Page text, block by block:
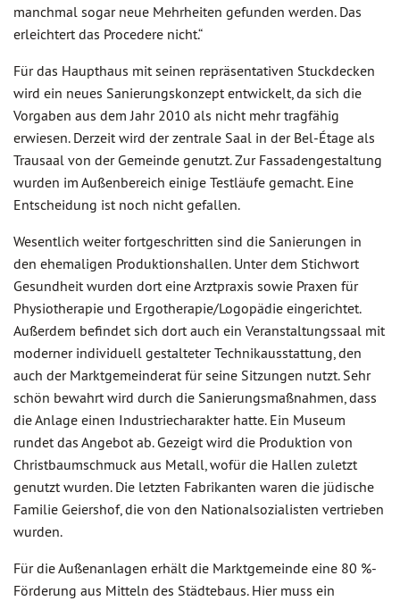
manchmal sogar neue Mehrheiten gefunden werden. Das
erleichtert das Procedere nicht.“
Für das Haupthaus mit seinen repräsentativen Stuckdecken
wird ein neues Sanierungskonzept entwickelt, da sich die
Vorgaben aus dem Jahr 2010 als nicht mehr tragfähig
erwiesen. Derzeit wird der zentrale Saal in der Bel-Étage als
Trausaal von der Gemeinde genutzt. Zur Fassadengestaltung
wurden im Außenbereich einige Testläufe gemacht. Eine
Entscheidung ist noch nicht gefallen.
Wesentlich weiter fortgeschritten sind die Sanierungen in
den ehemaligen Produktionshallen. Unter dem Stichwort
Gesundheit wurden dort eine Arztpraxis sowie Praxen für
Physiotherapie und Ergotherapie/Logopädie eingerichtet.
Außerdem befindet sich dort auch ein Veranstaltungssaal mit
moderner individuell gestalteter Technikausstattung, den
auch der Marktgemeinderat für seine Sitzungen nutzt. Sehr
schön bewahrt wird durch die Sanierungsmaßnahmen, dass
die Anlage einen Industriecharakter hatte. Ein Museum
rundet das Angebot ab. Gezeigt wird die Produktion von
Christbaumschmuck aus Metall, wofür die Hallen zuletzt
genutzt wurden. Die letzten Fabrikanten waren die jüdische
Familie Geiershof, die von den Nationalsozialisten vertrieben
wurden.
Für die Außenanlagen erhält die Marktgemeinde eine 80 %-
Förderung aus Mitteln des Städtebaus. Hier muss ein